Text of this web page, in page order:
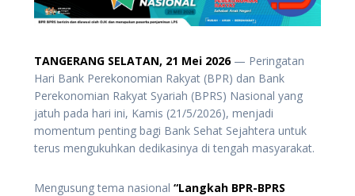
TANGERANG SELATAN, 21 Mei 2026— Peringatan
Hari Bank Perekonomian Rakyat (BPR) dan Bank
Perekonomian Rakyat Syariah (BPRS) Nasional yang
jatuh pada hari ini, Kamis (21/5/2026), menjadi
momentum penting bagi Bank Sehat Sejahtera untuk
terus mengukuhkan dedikasinya di tengah masyarakat.
Mengusung tema nasional “Langkah BPR-BPRS